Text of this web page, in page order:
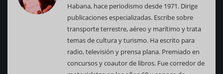
Habana, hace periodismo desde 1971. Dirige
publicaciones especializadas. Escribe sobre
transporte terrestre, aéreo y marítimo y trata
temas de cultura y turismo. Ha escrito para
radio, televisión y prensa plana. Premiado en
concursos y coautor de libros. Fue corredor de